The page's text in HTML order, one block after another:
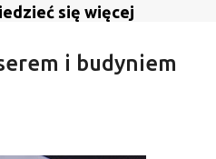
się więcej
i budyniem